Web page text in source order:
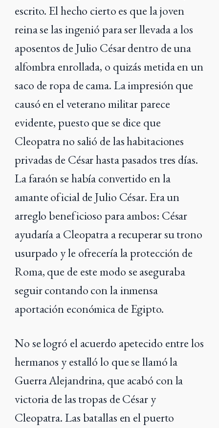
escrito. El hecho cierto es que la joven
reina se las ingenió para ser llevada a los
aposentos de Julio César dentro de una
alfombra enrollada, o quizás metida en un
saco de ropa de cama. La impresión que
causó en el veterano militar parece
evidente, puesto que se dice que
Cleopatra no salió de las habitaciones
privadas de César hasta pasados tres días.
La faraón se había convertido en la
amante oficial de Julio César. Era un
arreglo beneficioso para ambos: César
ayudaría a Cleopatra a recuperar su trono
usurpado y le ofrecería la protección de
Roma, que de este modo se aseguraba
seguir contando con la inmensa
aportación económica de Egipto.
No se logró el acuerdo apetecido entre los
hermanos y estalló lo que se llamó la
Guerra Alejandrina, que acabó con la
victoria de las tropas de César y
Cleopatra. Las batallas en el puerto